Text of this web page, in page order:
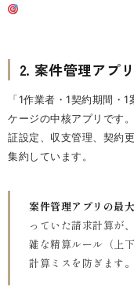
2. 案件管理アプ
「1作業者・1契約期間・
ケージの中核アプリです
証設定、収支管理、契約
集約しています。
案件管理アプリの最
っていた請求計算が
雑な精算ルール（上
計算ミスを防ぎます。